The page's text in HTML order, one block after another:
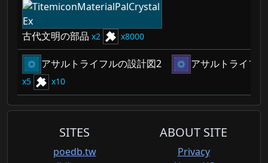
古代文明の部品 2 8000
アサルトライフルの設計図2
5 10
アサルトライフ
SITES
poedb.tw
ABOUT SITE
Privacy